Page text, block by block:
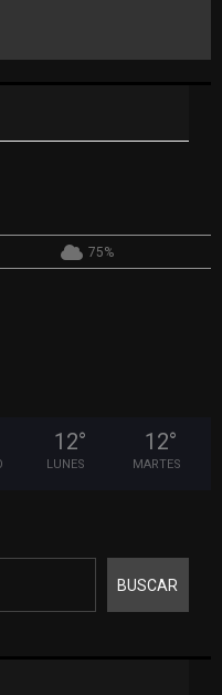
75%
12°
LUNES
12°
MARTES
BUSCAR